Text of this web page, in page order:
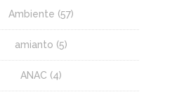
Ambiente (57)
amianto (5)
ANAC (4)